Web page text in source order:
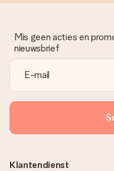
Mis geen acties en
nieuwsbrief
Klantendienst